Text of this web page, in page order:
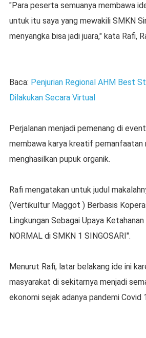
"Para peserta semuanya membawa
untuk itu saya yang mewakili SMKN
menyangka bisa jadi juara," kata Rafi,
Baca: Penjurian Regional AHM Best
Dilakukan Secara Virtual
Perjalanan menjadi pemenang di
membawa karya kreatif
menghasilkan pupuk organik.
Rafi mengatakan untuk judul
(Vertikultur Maggot ) Berbasis
Lingkungan Sebagai Upaya Ketahanan
NORMAL di SMKN 1 SINGOSARI".
Menurut Rafi, latar belakang ide ini
masyarakat di sekitarnya menjadi
ekonomi sejak adanya pandemi Covid